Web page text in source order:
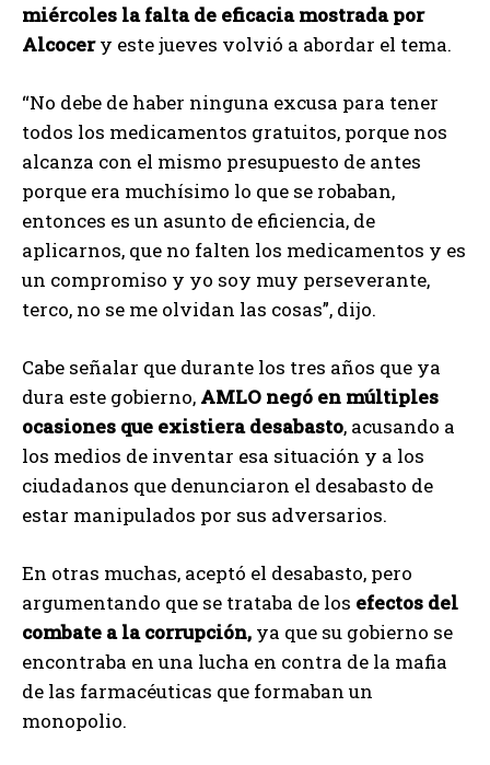
miércoles la falta de eficacia mostrada por
Alcocery este jueves volvió a abordar el tema.
“No debe de haber ninguna excusa para tener
todos los medicamentos gratuitos, porque nos
alcanza con el mismo presupuesto de antes
porque era muchísimo lo que se robaban,
entonces es un asunto de eficiencia, de
aplicarnos, que no falten los medicamentos y es
un compromiso y yo soy muy perseverante,
terco, no se me olvidan las cosas”, dijo.
Cabe señalar que durante los tres años que ya
dura este gobierno, AMLO negó en múltiples
ocasiones que existiera desabasto, acusando a
los medios de inventar esa situación y a los
ciudadanos que denunciaron el desabasto de
estar manipulados por sus adversarios.
En otras muchas, aceptó el desabasto, pero
argumentando que se trataba de los efectos del
combate a la corrupción, ya que su gobierno se
encontraba en una lucha en contra de la mafia
de las farmacéuticas que formaban un
monopolio.